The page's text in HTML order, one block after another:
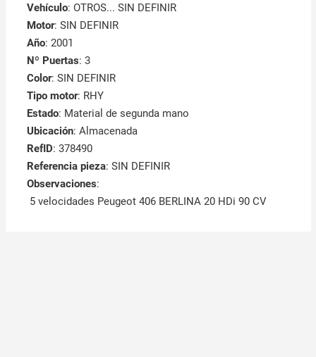
Vehículo: OTROS... SIN DEFINIR
Motor: SIN DEFINIR
Año: 2001
Nº Puertas: 3
Color: SIN DEFINIR
Tipo motor: RHY
Estado: Material de segunda mano
Ubicación: Almacenada
RefID: 378490
Referencia pieza: SIN DEFINIR
Observaciones:
5 velocidades Peugeot 406 BERLINA 20 HDi 90 CV